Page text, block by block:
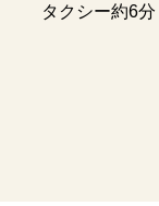
タクシー約6分